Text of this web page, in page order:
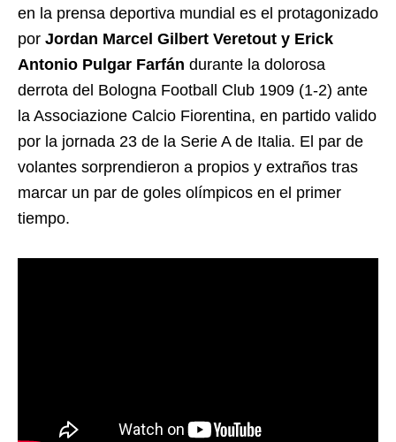
en la prensa deportiva mundial es el protagonizado
por Jordan Marcel Gilbert Veretout y Erick
Antonio Pulgar Farfán durante la dolorosa
derrota del Bologna Football Club 1909 (1-2) ante
la Associazione Calcio Fiorentina, en partido valido
por la jornada 23 de la Serie A de Italia. El par de
volantes sorprendieron a propios y extraños tras
marcar un par de goles olímpicos en el primer
tiempo.